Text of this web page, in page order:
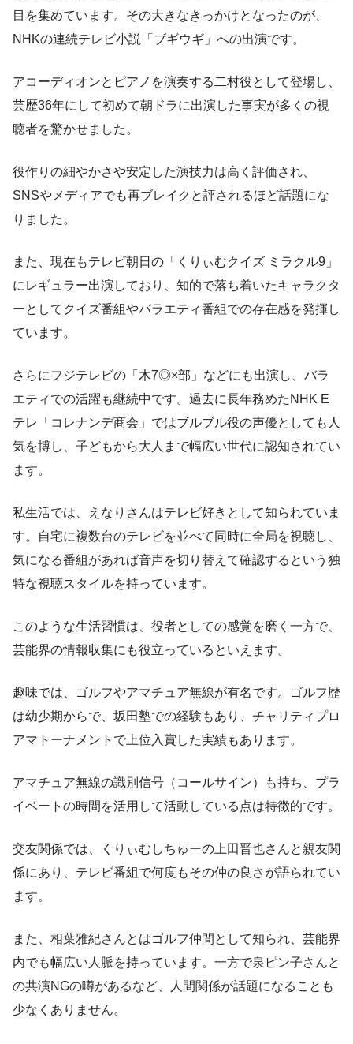
目を集めています。その大きなきっかけとなったのが、
NHKの連続テレビ小説「ブギウギ」への出演です。
アコーディオンとピアノを演奏する二村役として登場し、
芸歴36年にして初めて朝ドラに出演した事実が多くの視
聴者を驚かせました。
役作りの細やかさや安定した演技力は高く評価され、
SNSやメディアでも再ブレイクと評されるほど話題にな
りました。
また、現在もテレビ朝日の「くりぃむクイズ ミラクル9」
にレギュラー出演しており、知的で落ち着いたキャラクタ
ーとしてクイズ番組やバラエティ番組での存在感を発揮し
ています。
さらにフジテレビの「木7◎×部」などにも出演し、バラ
エティでの活躍も継続中です。過去に長年務めたNHK E
テレ「コレナンデ商会」ではブルブル役の声優としても人
気を博し、子どもから大人まで幅広い世代に認知されてい
ます。
私生活では、えなりさんはテレビ好きとして知られていま
す。自宅に複数台のテレビを並べて同時に全局を視聴し、
気になる番組があれば音声を切り替えて確認するという独
特な視聴スタイルを持っています。
このような生活習慣は、役者としての感覚を磨く一方で、
芸能界の情報収集にも役立っているといえます。
趣味では、ゴルフやアマチュア無線が有名です。ゴルフ歴
は幼少期からで、坂田塾での経験もあり、チャリティプロ
アマトーナメントで上位入賞した実績もあります。
アマチュア無線の識別信号（コールサイン）も持ち、プラ
イベートの時間を活用して活動している点は特徴的です。
交友関係では、くりぃむしちゅーの上田晋也さんと親友関
係にあり、テレビ番組で何度もその仲の良さが語られてい
ます。
また、相葉雅紀さんとはゴルフ仲間として知られ、芸能界
内でも幅広い人脈を持っています。一方で泉ピン子さんと
の共演NGの噂があるなど、人間関係が話題になることも
少なくありません。